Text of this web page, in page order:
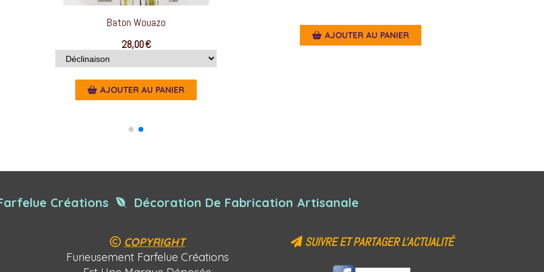
Baton Wouazo
28,00€
AJOUTER AU PANIER
AJOUTER AU PANIER
Créations  Décoration De Fabrication Artisanale
 COPYRIGHT
Furieusement Farfelue Créations
 SUIVRE ET PARTAGER L'ACTUALITÉ